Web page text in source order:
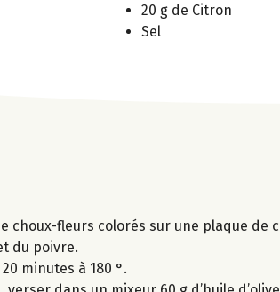
20 g de Citron
Sel
choux-fleurs colorés sur une plaque de
du poivre.
minutes à 180 °.